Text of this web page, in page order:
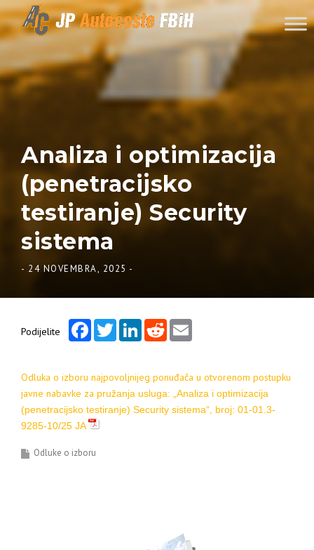
Skip to content
Analiza i optimizacija
(penetracijsko
testiranje) Security
sistema
- 24 NOVEMBRA, 2025 -
Podijelite
FacebookTwitterLinkedInReddit
Odluka o izboru najpovoljnijeg ponuđača u otvorenom postupku
javne nabavke za pružanja usluga:
„Analiza i optimizacija
(penetracijsko testiranje) Security sistema“, broj: 01-01.3-
9285-10/25 JA
Odluke o izboru